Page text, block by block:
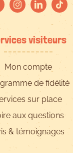
visiteurs
Mon compte
de fidélité
sur place
aux questions
& témoignages